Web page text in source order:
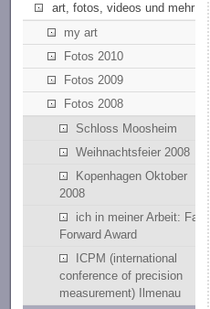
art, fotos, videos und mehr
my art
Fotos 2010
Fotos 2009
Fotos 2008
Schloss Moosheim
Weihnachtsfeier 2008
Kopenhagen Oktober
2008
ich in meiner Arbeit: Fast
Forward Award
ICPM (international
conference of precision
measurement) Ilmenau